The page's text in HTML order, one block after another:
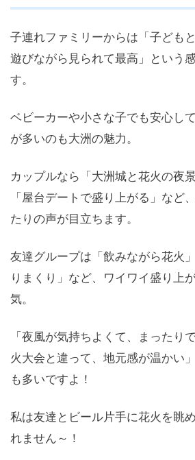
子連れファミリーからは「子ども
遊びながら見られて最高」という
す。
ベビーカーや小さな子でも安心し
が多いのも大洲の魅力。
カップルなら「大洲城と花火の夜
「屋台デートで盛り上がる」など
たりの声が目立ちます。
友達グループは「飲みながら花火
りまくり」など、ワイワイ盛り上
気。
「夜風が気持ちよくて、まったり
火大会と違って、地元感が温かい
も多いですよ！
私は友達とビール片手に花火を眺
れません～！